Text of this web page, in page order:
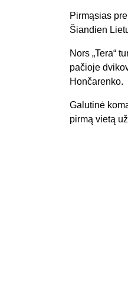
Pirmąsias
Šiandien
Nors „Tera“
pačioje
Hončarenko.
Galutinė
pirmą vietą